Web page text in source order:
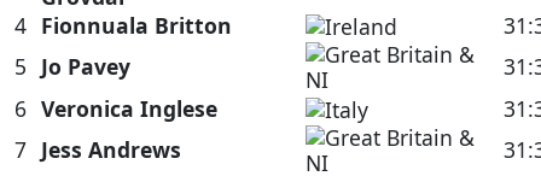
4 Fionnuala Britton
5 Jo Pavey
6 Veronica Inglese
7 Jess Andrews